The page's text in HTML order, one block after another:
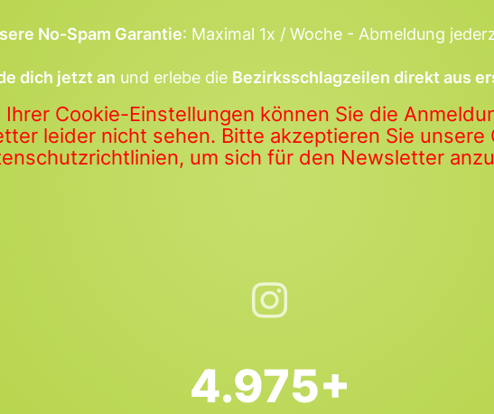
No-Spam Garantie: Maximal 1x / Woche - Abmeldung
dich jetzt an und erlebe die Bezirksschlagzeilen direkt aus
Cookie-Einstellungen können Sie die
leider nicht sehen. Bitte akzeptieren Sie unsere
um sich für den Newsletter
4.975+